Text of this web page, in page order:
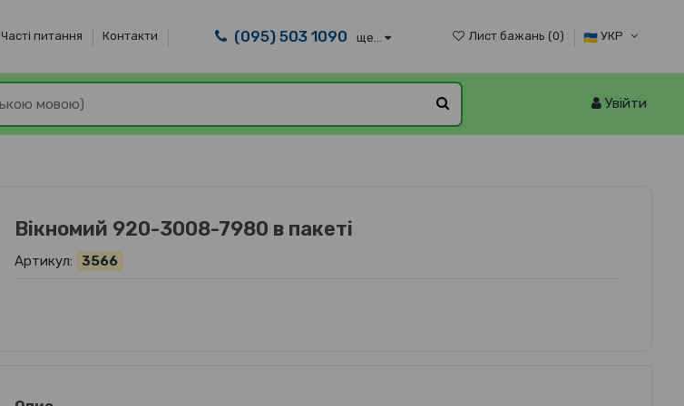
Часті питання Контакти (095) 503 1090 ще... Лист бажань (0) УКР
Увійти
Вікномий 920-3008-7980 в пакеті
Артикул: 3566